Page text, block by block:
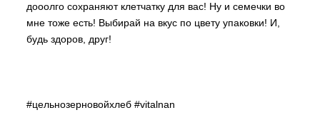
дооолго сохраняют клетчатку для вас! Ну и семечки во
мне тоже есть! Выбирай на вкус по цвету упаковки! И,
будь здоров, друг!
#цельнозерновойхлеб #vitalnan